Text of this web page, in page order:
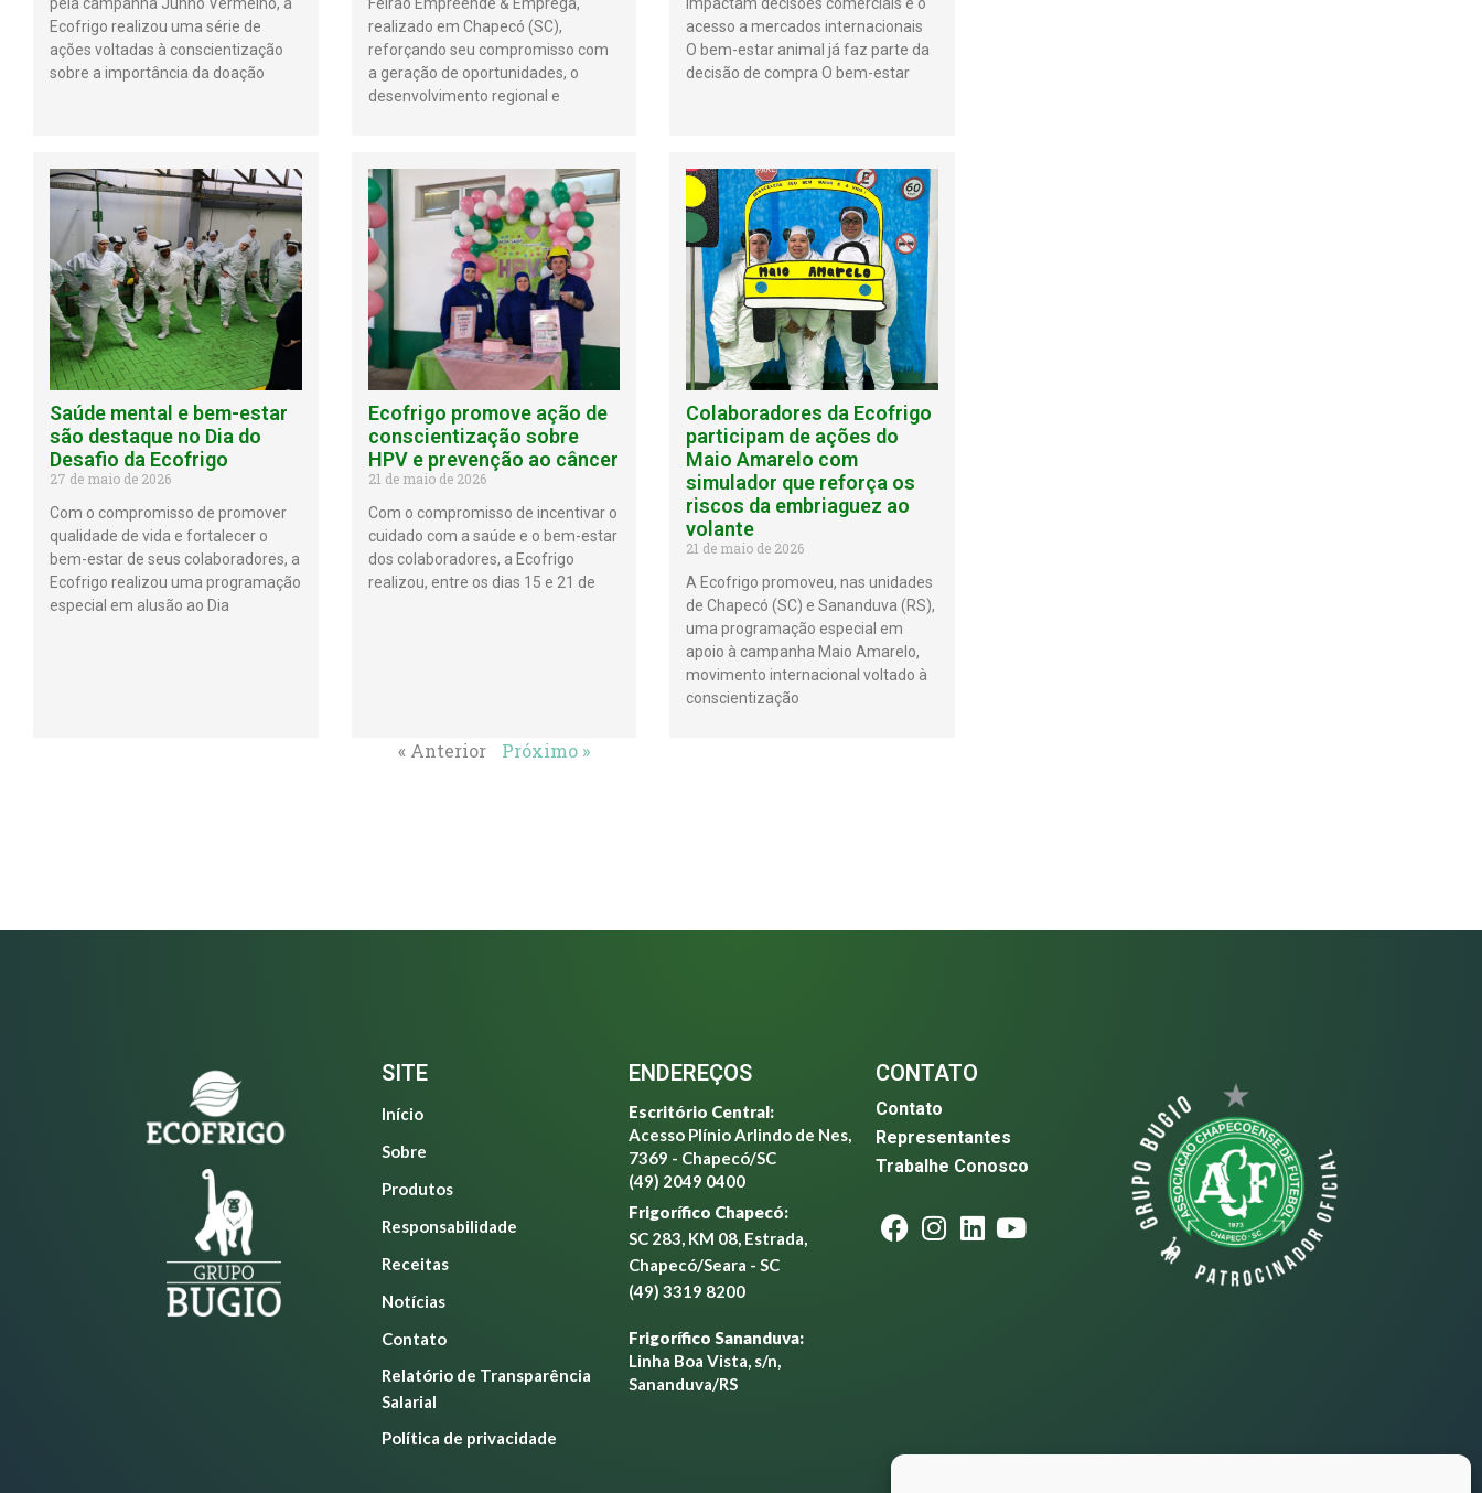
Ecofrigo realizou uma série de
ações voltadas à conscientização
sobre a importância da doação
realizado em Chapecó (SC),
reforçando seu compromisso com
a geração de oportunidades, o
desenvolvimento regional e
acesso a mercados internacionais
O bem-estar animal já faz parte da
decisão de compra O bem-estar
Saúde mental e bem-estar
são destaque no Dia do
Desafio da Ecofrigo
27 de maio de 2026
Com o compromisso de promover
qualidade de vida e fortalecer o
bem-estar de seus colaboradores, a
Ecofrigo realizou uma programação
especial em alusão ao Dia
Ecofrigo promove ação de
conscientização sobre
HPV e prevenção ao câncer
21 de maio de 2026
Com o compromisso de incentivar o
cuidado com a saúde e o bem-estar
dos colaboradores, a Ecofrigo
realizou, entre os dias 15 e 21 de
Colaboradores da Ecofrigo
participam de ações do
Maio Amarelo com
simulador que reforça os
riscos da embriaguez ao
volante
21 de maio de 2026
A Ecofrigo promoveu, nas unidades
de Chapecó (SC) e Sananduva (RS),
uma programação especial em
apoio à campanha Maio Amarelo,
movimento internacional voltado à
conscientização
« Anterior Próximo »
SITE
Início
Sobre
Produtos
Responsabilidade
Receitas
Notícias
Contato
Relatório de Transparência
Salarial
Política de privacidade
ENDEREÇOS
Escritório Central:
Acesso Plínio Arlindo de Nes,
7369 - Chapecó/SC
(49) 2049 0400
Frigorífico Chapecó:
SC 283, KM 08, Estrada,
Chapecó/Seara - SC
(49) 3319 8200
Frigorífico Sananduva:
Linha Boa Vista, s/n,
Sananduva/RS
CONTATO
Contato
Representantes
Trabalhe Conosco